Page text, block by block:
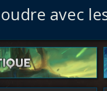
avec